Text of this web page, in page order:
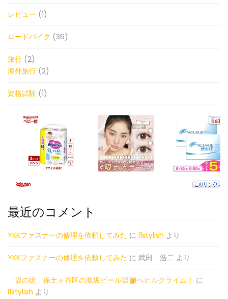
レビュー (1)
ロードバイク (36)
旅行 (2)
海外旅行 (2)
資格試験 (1)
最近のコメント
YKKファスナーの修理を依頼してみた に l1stylish より
YKKファスナーの修理を依頼してみた に 武田 浩二 より
「坂の街」保土ヶ谷区の激坂ビール坂 へヒルクライム！ に
l1stylish より